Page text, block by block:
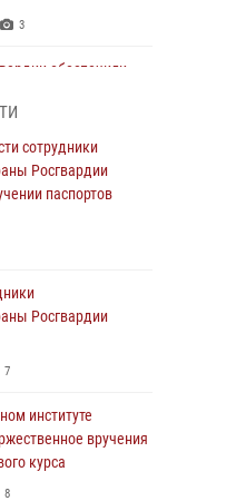
3
обеспечили
серии
институте
8
бойцов ОМОН и
деятельность
сотрудники
Росгвардии
паспортов
Росгвардии
7
институте
вручения
курса
8